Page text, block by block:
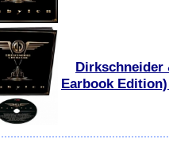
Dirkschneider
Earbook